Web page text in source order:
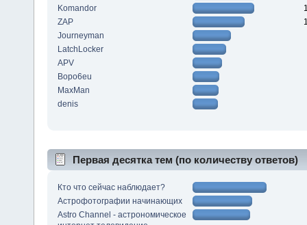
Komandor
ZAP
Journeyman
LatchLocker
APV
Bopo6eu
MaxMan
denis
Первая десятка тем (по количеству ответов)
Кто что сейчас наблюдает?
Астрофотографии начинающих
Astro Channel - астрономическое